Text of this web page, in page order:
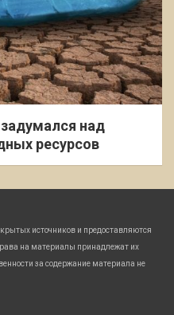
над
ресурсов
источников и предоставляются
на материалы принадлежат их
за содержание материала не